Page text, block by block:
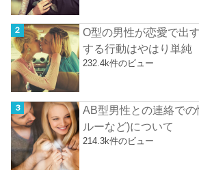
O型の男性が恋愛で出
する行動はやはり単純
232.4k件のビュー
AB型男性との連絡で
ルーなど)について
214.3k件のビュー